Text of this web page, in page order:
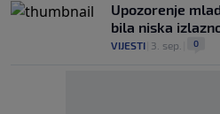
Upozorenje
bila niska
VIJESTI 3. sep. 0